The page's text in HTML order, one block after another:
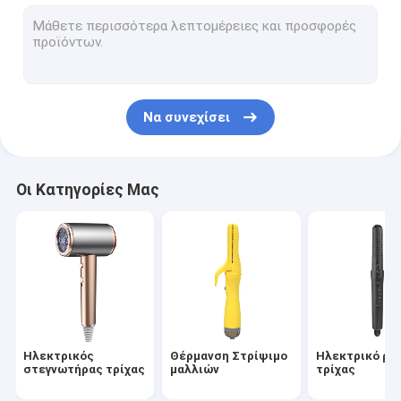
ηλεκτρική καυτή χτένα
Στεγνωτήρας τρίχας υψηλής ταχύτητας
Πολυλειτουργικό Στυλέρ Μαλλιών
Να συνεχίσει
Οι Κατηγορίες Μας
Ηλεκτρικός
στεγνωτήρας τρίχας
Θέρμανση Στρίψιμο
μαλλιών
Ηλεκτρικό
τρίχας